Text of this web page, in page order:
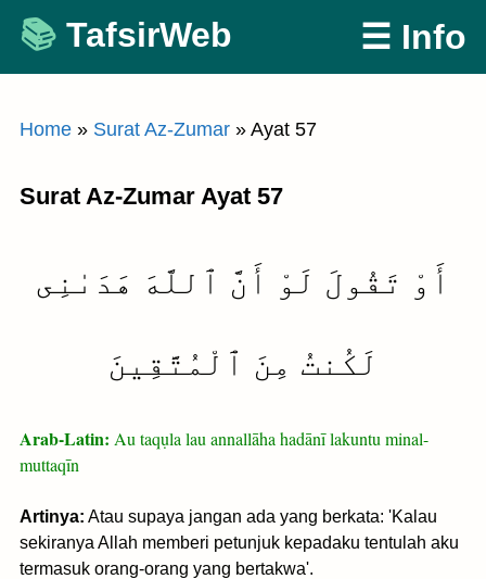
Skip
content
TafsirWeb ☰ Info
Home » Surat Az-Zumar » Ayat 57
Surat Az-Zumar Ayat 57
أَوْ تَقُولَ لَوْ أَنَّ ٱللَّهَ هَدَىٰنِى
لَكُنتُ مِنَ ٱلْمُتَّقِينَ
Arab-Latin: Au taqụla lau annallāha hadānī lakuntu minal-
muttaqīn
Artinya: Atau supaya jangan ada yang berkata: 'Kalau
sekiranya Allah memberi petunjuk kepadaku tentulah aku
termasuk orang-orang yang bertakwa'.